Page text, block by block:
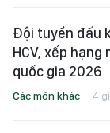
Đội tuyển đấu
HCV, xếp
quốc gia 2026
Các môn khác 4